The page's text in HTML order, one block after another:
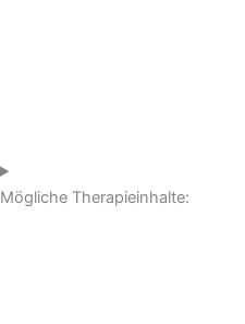
Mögliche Therapieinhalte: